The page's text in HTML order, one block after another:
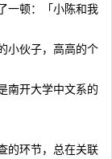
顿：「小陈和我
小伙子，高高的个
南开大学中文系的
环节，总在关联